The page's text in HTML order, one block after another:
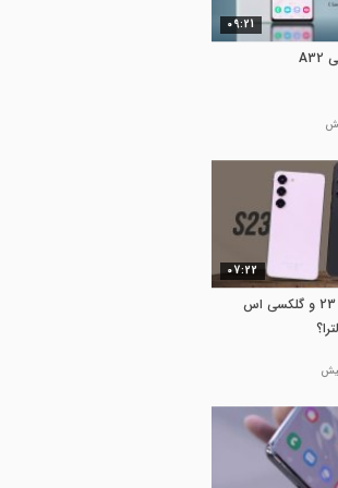
09:21
بررسی گوشی گلکسی A32
07:22
بررسی گلکسی اس 23 و گلکسی اس